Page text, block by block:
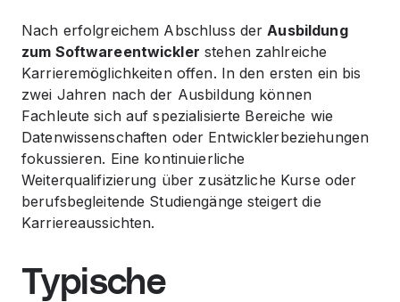
Nach erfolgreichem Abschluss derAusbildung
zum Softwareentwickler stehen zahlreiche
Karrieremöglichkeiten offen. In den ersten ein bis
zwei Jahren nach der Ausbildung können
Fachleute sich auf spezialisierte Bereiche wie
Datenwissenschaften oder Entwicklerbeziehungen
fokussieren. Eine kontinuierliche
Weiterqualifizierung über zusätzliche Kurse oder
berufsbegleitende Studiengänge steigert die
Karriereaussichten.
Typische